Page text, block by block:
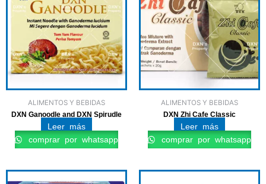
ALIMENTOS Y BEBIDAS
DXN Ganoodle and DXN Spirudle
Leer más
comprar por whatsapp
ALIMENTOS Y BEBIDAS
DXN Zhi Cafe Classic
Leer más
comprar por whatsapp